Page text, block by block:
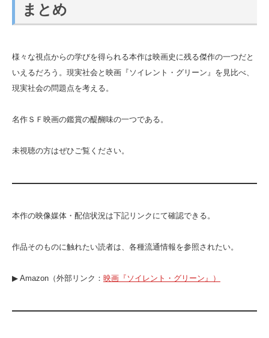
まとめ
様々な視点からの学びを得られる本作は映画史に残る傑作の一つだと
いえるだろう。現実社会と映画『ソイレント・グリーン』を見比べ、
現実社会の問題点を考える。
名作ＳＦ映画の鑑賞の醍醐味の一つである。
未視聴の方はぜひご覧ください。
本作の映像媒体・配信状況は下記リンクにて確認できる。
作品そのものに触れたい読者は、各種流通情報を参照されたい。
▶ Amazon（外部リンク： 映画『ソイレント・グリーン』）